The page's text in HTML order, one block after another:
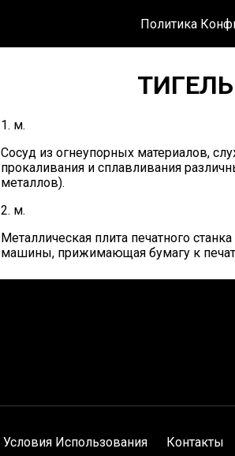
Политика
ТИГЕЛЬ
1. м.
Сосуд из огнеупорных материалов,
прокаливания и сплавливания
металлов).
2. м.
Металлическая плита печатного
машины, прижимающая бумагу к
Условия Использования Контакты